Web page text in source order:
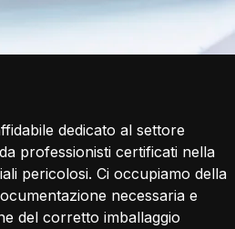
dedicato al settore
professionisti certificati nella
pericolosi. Ci occupiamo della
necessaria e
del corretto imballaggio